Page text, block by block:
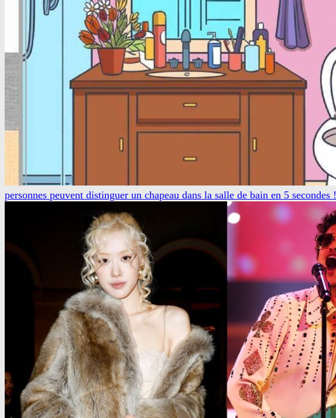
personnes peuvent distinguer un chapeau dans la salle de bain en 5 secondes !